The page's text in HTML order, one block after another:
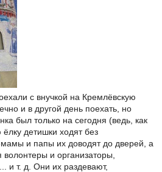
с внучкой на Кремлёвскую
и в другой день поехать, но
был только на сегодня (ведь, как
детишки ходят без
и папы их доводят до дверей, а
и организаторы,
и т. д. Они их раздевают,